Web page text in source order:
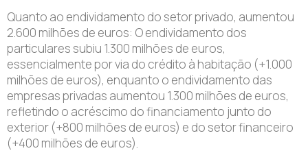
Quanto ao endividamento do setor privado, aumentou
2.600 milhões de euros: O endividamento dos
particulares subiu 1.300 milhões de euros,
essencialmente por via do crédito à habitação (+1.000
milhões de euros), enquanto o endividamento das
empresas privadas aumentou 1.300 milhões de euros,
refletindo o acréscimo do financiamento junto do
exterior (+800 milhões de euros) e do setor financeiro
(+400 milhões de euros).